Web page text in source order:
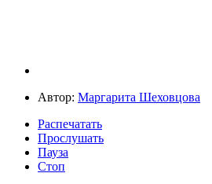
Автор: Маргарита Шеховцова
Распечатать
Прослушать
Пауза
Стоп